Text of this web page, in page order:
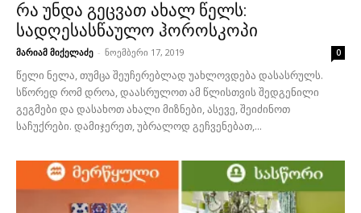
რა უნდა გეცვათ ახალ წელს:
სადღესასწაულო ჰოროსკოპი
მარიამ მიქელაძე - ნოემბერი 17, 2019 0
წელი ნელა, თუმცა შეუჩერებლად უახლოვდება დასასრულს.
სწორედ რომ დროა, დაასრულოთ ამ წლისთვის შედგენილი
გეგმები და დასახოთ ახალი მიზნები, ასევე, შეიძინოთ
საჩუქრები. დამიჯერეთ, უბრალოდ გეჩვენებათ,...